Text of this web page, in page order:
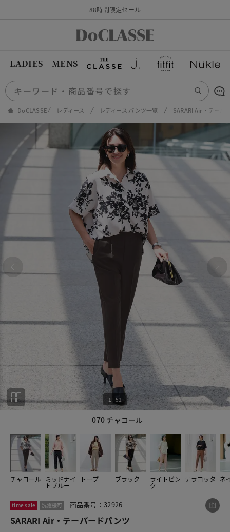
88時間限定セール
LADIES MENS
DoCLASSE レディース レディース パンツ一覧 SARARI Air・テーパ
070 チャコール
1 | 52
チャコール ミッドナイ
トブルー
トープ ブラック ライトピン
ク
テラコッタ ネ
52
time sale 洗濯機可 商品番号：32926
SARARI Air・テーパードパンツ
この商品をシェアする
SARARI Air・テーパードパンツ